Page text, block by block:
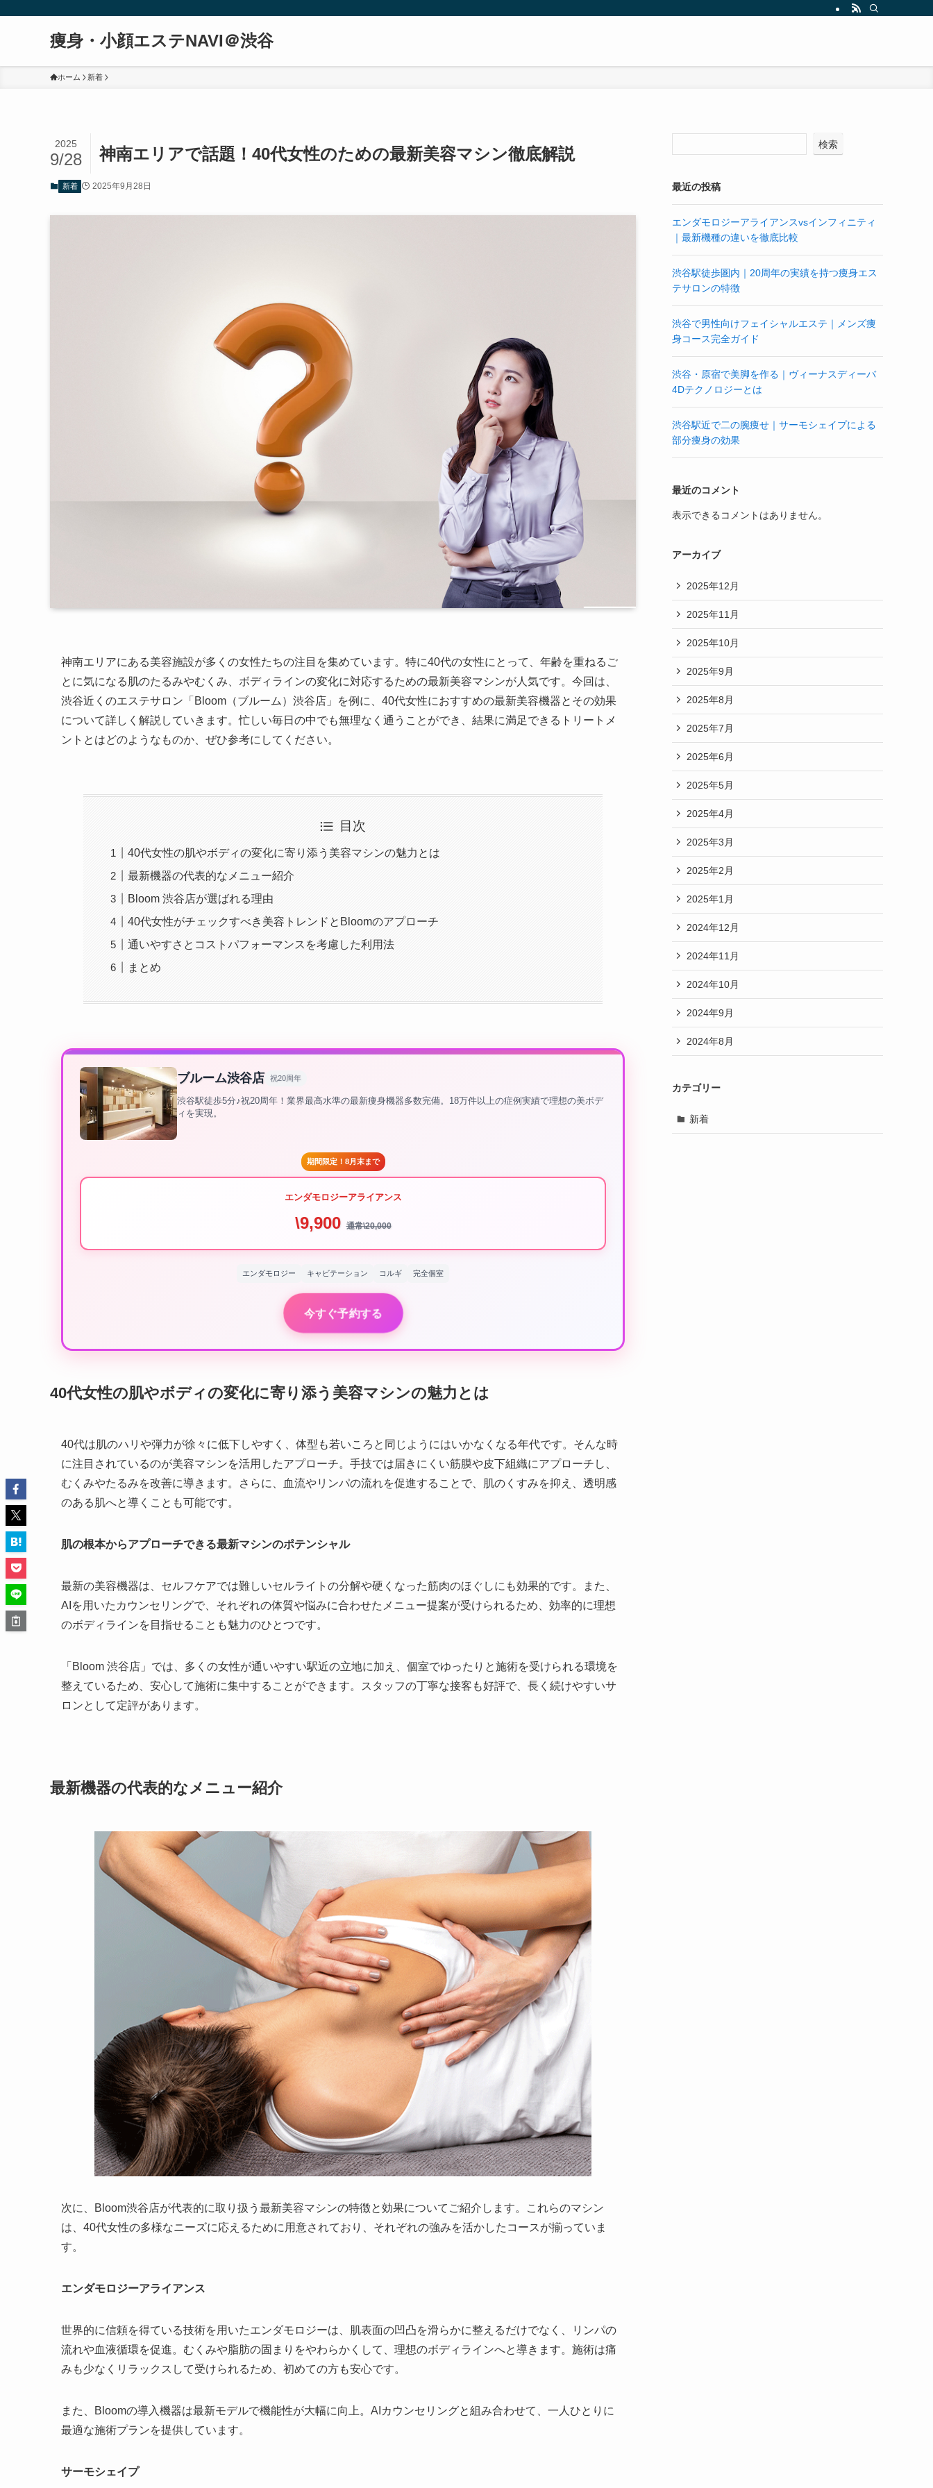
痩身・小顔エステNAVI＠渋谷
ホーム 新着
神南エリアで話題！40代女性のための最新美容マシン徹底解説
2025
9/28
新着 2025年9月28日
神南エリアにある美容施設が多くの女性たちの注目を集めています。特に40代の女性にとって、年齢を重ねるご
とに気になる肌のたるみやむくみ、ボディラインの変化に対応するための最新美容マシンが人気です。今回は、
渋谷近くのエステサロン「Bloom（ブルーム）渋谷店」を例に、40代女性におすすめの最新美容機器とその効果
について詳しく解説していきます。忙しい毎日の中でも無理なく通うことができ、結果に満足できるトリートメ
ントとはどのようなものか、ぜひ参考にしてください。
目次
40代女性の肌やボディの変化に寄り添う美容マシンの魅力とは
最新機器の代表的なメニュー紹介
Bloom 渋谷店が選ばれる理由
40代女性がチェックすべき美容トレンドとBloomのアプローチ
通いやすさとコストパフォーマンスを考慮した利用法
まとめ
ブルーム渋谷店 祝20周年
渋谷駅徒歩5分♪祝20周年！業界最高水準の最新痩身機器多数完備。18万件以上の症例実績で理想の美ボデ
ィを実現。
期間限定！8月末まで
エンダモロジーアライアンス
\9,900 通常\20,000
エンダモロジー キャビテーション コルギ 完全個室
今すぐ予約する
40代女性の肌やボディの変化に寄り添う美容マシンの魅力とは
40代は肌のハリや弾力が徐々に低下しやすく、体型も若いころと同じようにはいかなくなる年代です。そんな時
に注目されているのが美容マシンを活用したアプローチ。手技では届きにくい筋膜や皮下組織にアプローチし、
むくみやたるみを改善に導きます。さらに、血流やリンパの流れを促進することで、肌のくすみを抑え、透明感
のある肌へと導くことも可能です。
肌の根本からアプローチできる最新マシンのポテンシャル
最新の美容機器は、セルフケアでは難しいセルライトの分解や硬くなった筋肉のほぐしにも効果的です。また、
AIを用いたカウンセリングで、それぞれの体質や悩みに合わせたメニュー提案が受けられるため、効率的に理想
のボディラインを目指せることも魅力のひとつです。
「Bloom 渋谷店」では、多くの女性が通いやすい駅近の立地に加え、個室でゆったりと施術を受けられる環境を
整えているため、安心して施術に集中することができます。スタッフの丁寧な接客も好評で、長く続けやすいサ
ロンとして定評があります。
最新機器の代表的なメニュー紹介
次に、Bloom渋谷店が代表的に取り扱う最新美容マシンの特徴と効果についてご紹介します。これらのマシン
は、40代女性の多様なニーズに応えるために用意されており、それぞれの強みを活かしたコースが揃っていま
す。
エンダモロジーアライアンス
世界的に信頼を得ている技術を用いたエンダモロジーは、肌表面の凹凸を滑らかに整えるだけでなく、リンパの
流れや血液循環を促進。むくみや脂肪の固まりをやわらかくして、理想のボディラインへと導きます。施術は痛
みも少なくリラックスして受けられるため、初めての方も安心です。
また、Bloomの導入機器は最新モデルで機能性が大幅に向上。AIカウンセリングと組み合わせて、一人ひとりに
最適な施術プランを提供しています。
サーモシェイプ
検索
最近の投稿
エンダモロジーアライアンスvsインフィニティ
｜最新機種の違いを徹底比較
渋谷駅徒歩圏内｜20周年の実績を持つ痩身エス
テサロンの特徴
渋谷で男性向けフェイシャルエステ｜メンズ痩
身コース完全ガイド
渋谷・原宿で美脚を作る｜ヴィーナスディーバ
4Dテクノロジーとは
渋谷駅近で二の腕痩せ｜サーモシェイプによる
部分痩身の効果
最近のコメント
表示できるコメントはありません。
アーカイブ
2025年12月
2025年11月
2025年10月
2025年9月
2025年8月
2025年7月
2025年6月
2025年5月
2025年4月
2025年3月
2025年2月
2025年1月
2024年12月
2024年11月
2024年10月
2024年9月
2024年8月
カテゴリー
新着